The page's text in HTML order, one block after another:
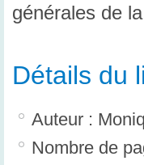
générales de
Détails du
Auteur :
Nombre de